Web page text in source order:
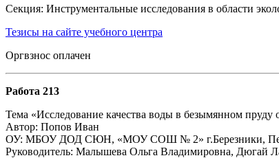
Секция: Инструментальные исследования в области
Тезисы на сайте учебного центра
Оргвзнос оплачен
Работа 213
Тема «Исследование качества воды в безымянном
Автор: Попов Иван
ОУ: МБОУ ДОД СЮН, «МОУ СОШ № 2» г.Березники,
Руководитель: Малышева Ольга Владимировна, Дюгай